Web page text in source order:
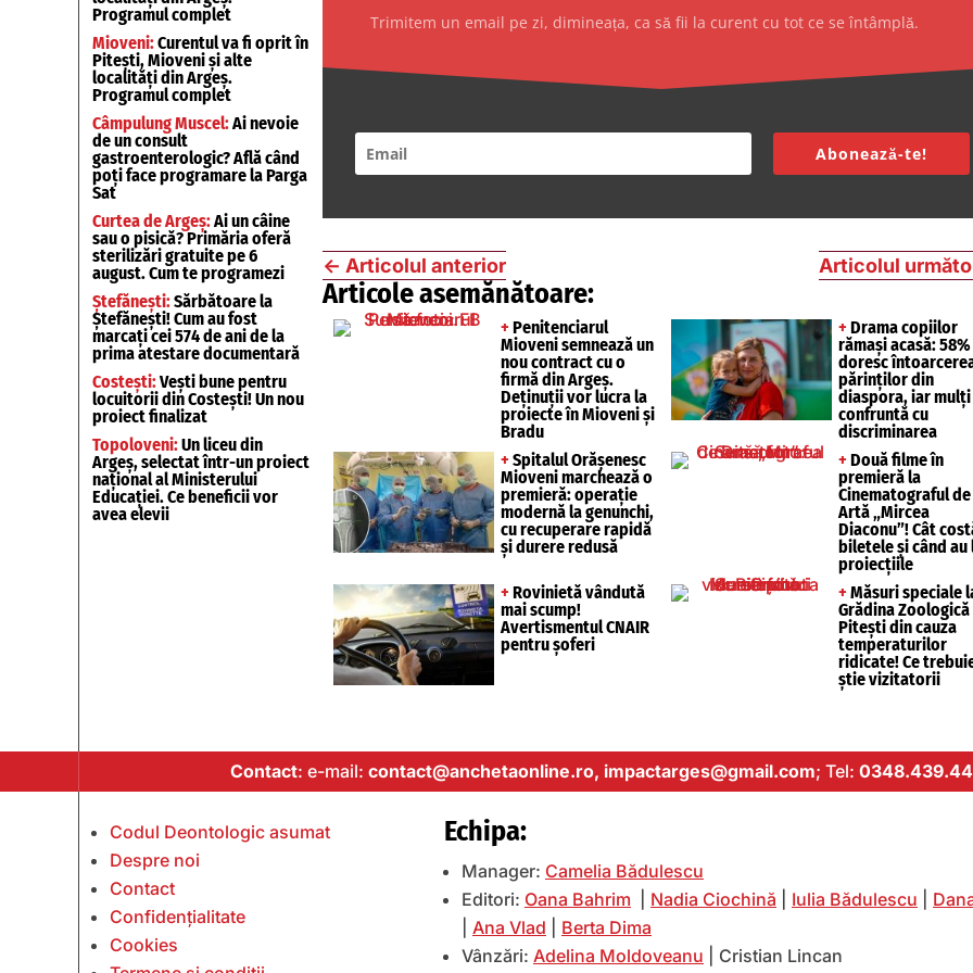
Programul complet
Mioveni:Curentul va fi oprit în
Pitești, Mioveni și alte
localități din Argeș.
Programul complet
Câmpulung Muscel:Ai nevoie
de un consult
gastroenterologic? Află când
poți face programare la Parga
Sat
Curtea de Argeș:Ai un câine
sau o pisică? Primăria oferă
sterilizări gratuite pe 6
august. Cum te programezi
Ștefănești:Sărbătoare la
Ștefănești! Cum au fost
marcați cei 574 de ani de la
prima atestare documentară
Costești:Vești bune pentru
locuitorii din Costești! Un nou
proiect finalizat
Topoloveni:Un liceu din
Argeș, selectat într-un proiect
național al Ministerului
Educației. Ce beneficii vor
avea elevii
Trimitem un email pe zi, dimineața, ca să fii la curent cu tot ce se întâmplă.
Abonează-te!
← Articolul anterior Articolul
Articole asemănătoare:
+ Penitenciarul
Mioveni semnează un
nou contract cu o
firmă din Argeș.
Deținuții vor lucra la
proiecte în Mioveni și
Bradu
+ Drama copiilor
rămași acasă:
doresc
părinților din
diaspora, iar mulți
confruntă cu
discriminarea
+ Spitalul Orășenesc
Mioveni marchează o
premieră: operație
modernă la genunchi,
cu recuperare rapidă
și durere redusă
+ Două filme în
premieră la
Cinematograful de
Artă „Mircea
Diaconu”! Cât
biletele și când au
proiecțiile
+ Rovinietă vândută
mai scump!
Avertismentul CNAIR
pentru șoferi
+ Măsuri speciale
Grădina Zoologică
Pitești din cauza
temperaturilor
ridicate! Ce
știe vizitatorii
Contact: e-mail: contact@anchetaonline.ro, impactarges@gmail.com; Tel:
Codul Deontologic asumat
Despre noi
Contact
Confidențialitate
Cookies
Echipa:
Manager: Camelia Bădulescu
Editori: Oana Bahrim Nadia Ciochină Iulia Bădulescu
Ana Vlad
Berta Dima
Vânzări: Adelina Moldoveanu | Cristian Lincan